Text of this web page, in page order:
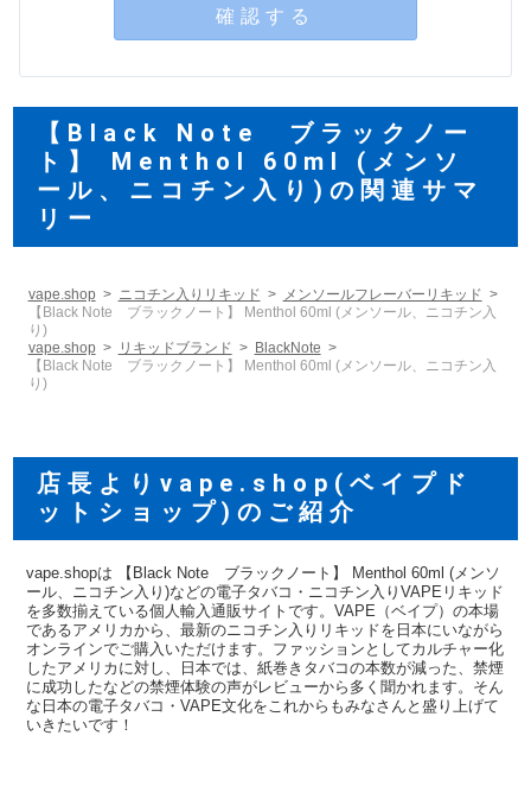
確認する
【Black Note ブラックノー
ト】 Menthol 60ml (メンソ
ール、ニコチン入り)の関連サマ
リー
vape.shop ニコチン入りリキッド
メンソールフレーバーリキッド
【Black Note ブラックノート】 Menthol 60ml (メンソール、ニコチン入
り)
vape.shop
リキッドブランド
BlackNote
【Black Note ブラックノート】 Menthol 60ml (メンソール、ニコチン入
り)
店長よりvape.shop(ベイプド
ットショップ)のご紹介
vape.shopは 【Black Note ブラックノート】 Menthol 60ml (メンソ
ール、ニコチン入り)などの電子タバコ・ニコチン入りVAPEリキッド
を多数揃えている個人輸入通販サイトです。VAPE（ベイプ）の本場
であるアメリカから、最新のニコチン入りリキッドを日本にいながら
オンラインでご購入いただけます。ファッションとしてカルチャー化
したアメリカに対し、日本では、紙巻きタバコの本数が減った、禁煙
に成功したなどの禁煙体験の声がレビューから多く聞かれます。そん
な日本の電子タバコ・VAPE文化をこれからもみなさんと盛り上げて
いきたいです！